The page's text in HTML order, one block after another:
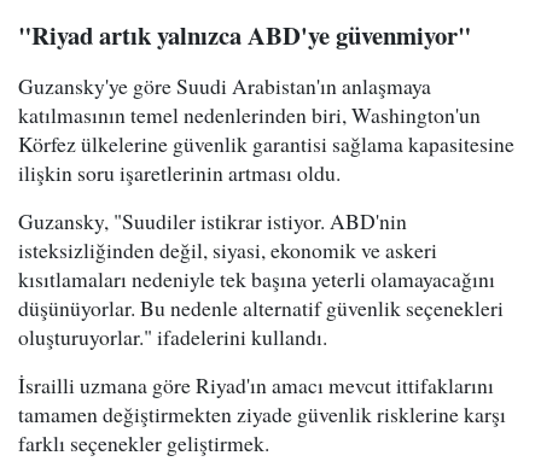
"Riyad artık yalnızca ABD'ye güvenmiyor"
Guzansky'ye göre Suudi Arabistan'ın anlaşmaya
katılmasının temel nedenlerinden biri, Washington'un
Körfez ülkelerine güvenlik garantisi sağlama kapasitesine
ilişkin soru işaretlerinin artması oldu.
Guzansky, "Suudiler istikrar istiyor. ABD'nin
isteksizliğinden değil, siyasi, ekonomik ve askeri
kısıtlamaları nedeniyle tek başına yeterli olamayacağını
düşünüyorlar. Bu nedenle alternatif güvenlik seçenekleri
oluşturuyorlar." ifadelerini kullandı.
İsrailli uzmana göre Riyad'ın amacı mevcut ittifaklarını
tamamen değiştirmekten ziyade güvenlik risklerine karşı
farklı seçenekler geliştirmek.